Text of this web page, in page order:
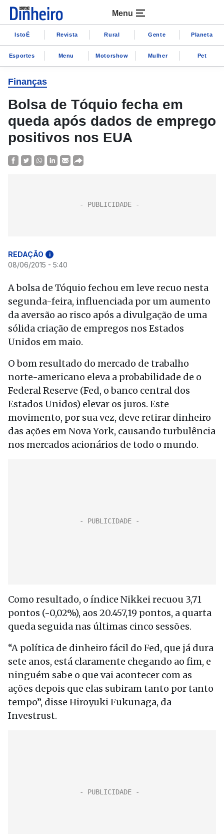
Menu
IstoÉ Revista Rural Gente Planeta
Esportes Menu Motorshow Mulher Pet
Finanças
Bolsa de Tóquio fecha em
queda após dados de emprego
positivos nos EUA
REDAÇÃO i
08/06/2015 - 5:40
A bolsa de Tóquio fechou em leve recuo nesta
segunda-feira, influenciada por um aumento
da aversão ao risco após a divulgação de uma
sólida criação de empregos nos Estados
Unidos em maio.
O bom resultado do mercado de trabalho
norte-americano eleva a probabilidade de o
Federal Reserve (Fed, o banco central dos
Estados Unidos) elevar os juros. Este
movimento, por sua vez, deve retirar dinheiro
das ações em Nova York, causando turbulência
nos mercados acionários de todo o mundo.
Como resultado, o índice Nikkei recuou 3,71
pontos (-0,02%), aos 20.457,19 pontos, a quarta
queda seguida nas últimas cinco sessões.
“A política de dinheiro fácil do Fed, que já dura
sete anos, está claramente chegando ao fim, e
ninguém sabe o que vai acontecer com as
ações depois que elas subiram tanto por tanto
tempo”, disse Hiroyuki Fukunaga, da
Investrust.